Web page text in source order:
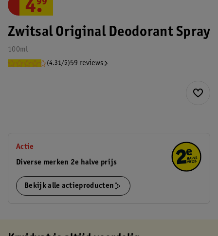
Zwitsal Original Deodorant Spray
100ml
(4.31/5)59 reviews
4.
99
Actie
Diverse merken 2e halve prijs
Bekijk alle actieproducten